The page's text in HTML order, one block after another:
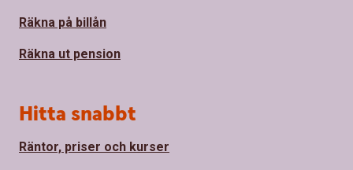
Räkna på billån
Räkna ut pension
Hitta snabbt
Räntor, priser och kurser